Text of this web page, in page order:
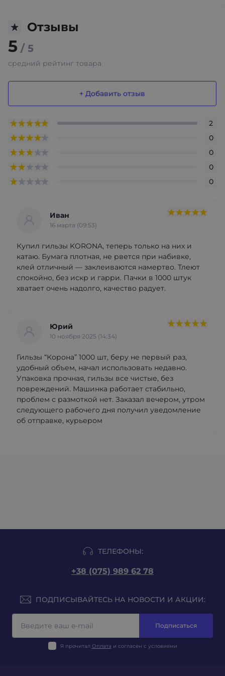
Отзывы
5 / 5
средний рейтинг товара
+ Добавить отзыв
2
0
0
0
0
Иван
16 марта (09:53)
Купил гильзы KORONA, теперь только на них и
катаю. Бумага плотная, не рвется при набивке,
клей отличный — заклеиваются намертво. Тлеют
спокойно, без искр и гарри. Пачки в 1000 штук
хватает очень надолго, качество радует.
Юрий
10 ноября 2025 (14:34)
Гильзы “Корона” 1000 шт, беру не первый раз,
удобный объем, начал использовать недавно.
Упаковка прочная, гильзы все чистые, без
повреждений. Машинка работает стабильно,
проблем с размоткой нет. Заказал вечером, утром
следующего рабочего дня получил уведомление
об отправке, курьером
ТЕЛЕФОНЫ:
+38 (075) 989 62 78
ПОДПИСЫВАЙТЕСЬ НА НОВОСТИ И АКЦИИ:
Подписаться
Я прочитал Оплата и согласен с условиями